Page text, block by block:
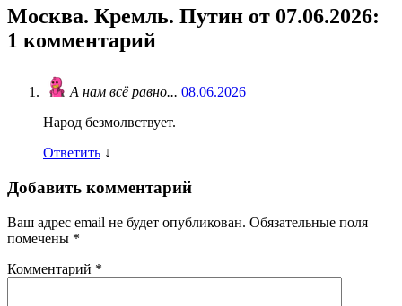
Москва. Кремль. Путин от 07.06.2026:
1 комментарий
А нам всё равно... 08.06.2026
Народ безмолвствует.
Ответить ↓
Добавить комментарий
Ваш адрес email не будет опубликован. Обязательные поля
помечены *
Комментарий *